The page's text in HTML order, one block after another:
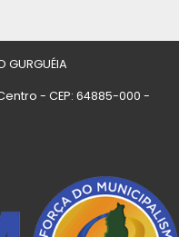
GURGUÉIA
- CEP: 64885-000 -